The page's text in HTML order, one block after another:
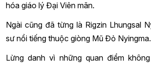
hóa giáo lý Đại Viên mãn.
Ngài cũng đã từng là Rigzin Lhungsal
sư nổi tiếng thuộc giòng Mũ Đỏ Nyingma.
Lừng danh vì những quan điểm